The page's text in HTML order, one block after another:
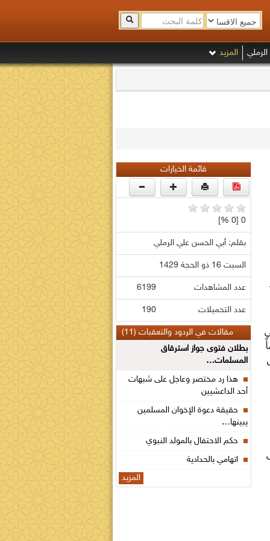
المزيد
قائمة الخيارات
0 [0 %]
بقلم: أبي الحسن علي الرملي
السبت 16 ذو الحجة 1429
عدد المشاهدات 6199
عدد التحميلات 190
مقالات في الردود والتعقبات (11)
بطلان فتوى جواز استرقاق
المسلمات…
هذا رد مختصر وعاجل على شبهات
أحد الداعشيين
حقيقة دعوة الإخوان المسلمين
يبينها…
حكم الاحتفال بالمولد النبوي
اتهامي بالحدادية
المزيد